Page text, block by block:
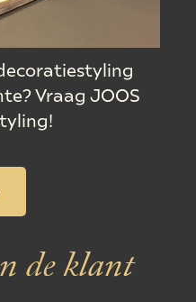
Vraag JOOS
de klant